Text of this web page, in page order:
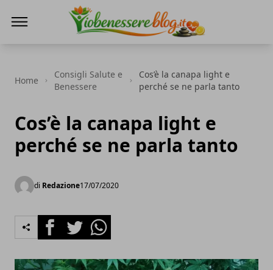
Home
Consigli Salute e
Benessere
Cos’è la canapa light e
perché se ne parla tanto
Cos’è la canapa light e
perché se ne parla tanto
di Redazione17/07/2020
FacebookTwitterWhatsapp